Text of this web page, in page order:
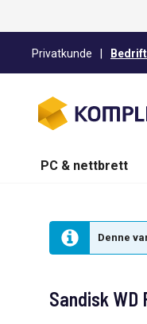
Privatkunde
PC & nettbrett
Denne
Sandisk WD